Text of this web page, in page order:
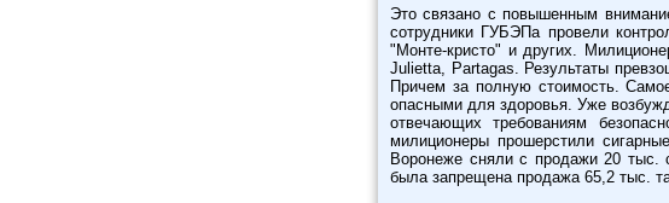
Это связано с повышенным
сотрудники ГУБЭПа провели
"Монте-кристо" и других.
Julietta, Partagas. Результаты
Причем за полную стоимость.
опасными для здоровья. Уже
отвечающих требованиям
милиционеры прошерстили
Воронеже сняли с продажи 20 тыс.
была запрещена продажа 65,2 тыс.